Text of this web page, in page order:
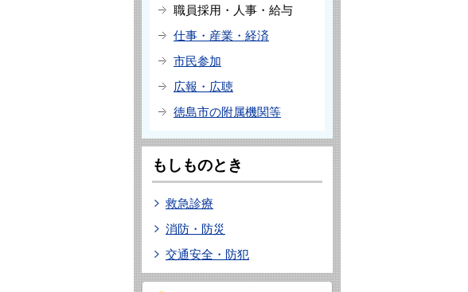
職員採用・人事・給与
仕事・産業・経済
市民参加
広報・広聴
徳島市の附属機関等
もしものとき
救急診療
消防・防災
交通安全・防犯